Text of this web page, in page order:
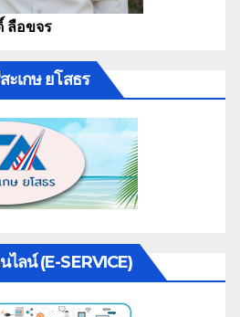
ลือขจร
เกษ ยโสธร
ไลน์ (E-SERVICE)